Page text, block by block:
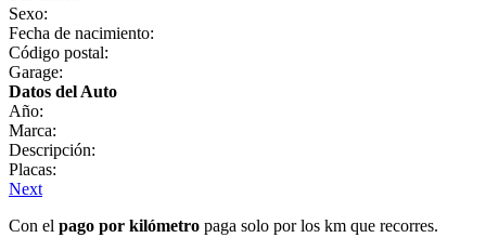
Sexo:
Fecha de nacimiento:
Código postal:
Garage:
Datos del Auto
Año:
Marca:
Descripción:
Placas:
Next
Con el pago por kilómetro paga solo por los km que recorres.